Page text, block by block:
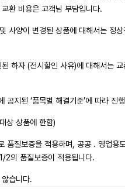
환 비용은 고객님 부담입니다.
사양이 변경된 상품에 대해서는 정
하자 (전시할인 사유)에 대해서는
지된 ‘품목별 해결기준’에 따라 진
상 상품에 한함)
품질보증을 적용하며, 공공 . 영업용
2의 품질보증이 적용됩니다.
습니다.